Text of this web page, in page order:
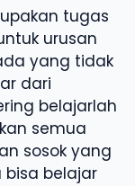
tugas
urusan
yang tidak
dari
belajarlah
semua
sosok yang
belajar